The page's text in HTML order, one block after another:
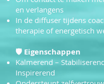
en verlangens
In de diffuser tijdens
therapie of energetisch
🛡 Eigenschappen
Kalmerend –
Inspirerend